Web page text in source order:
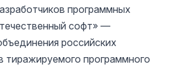
программных
софт» —
российских
тиражируемого программного